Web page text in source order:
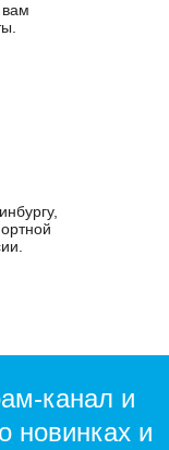
канал и
новинках и